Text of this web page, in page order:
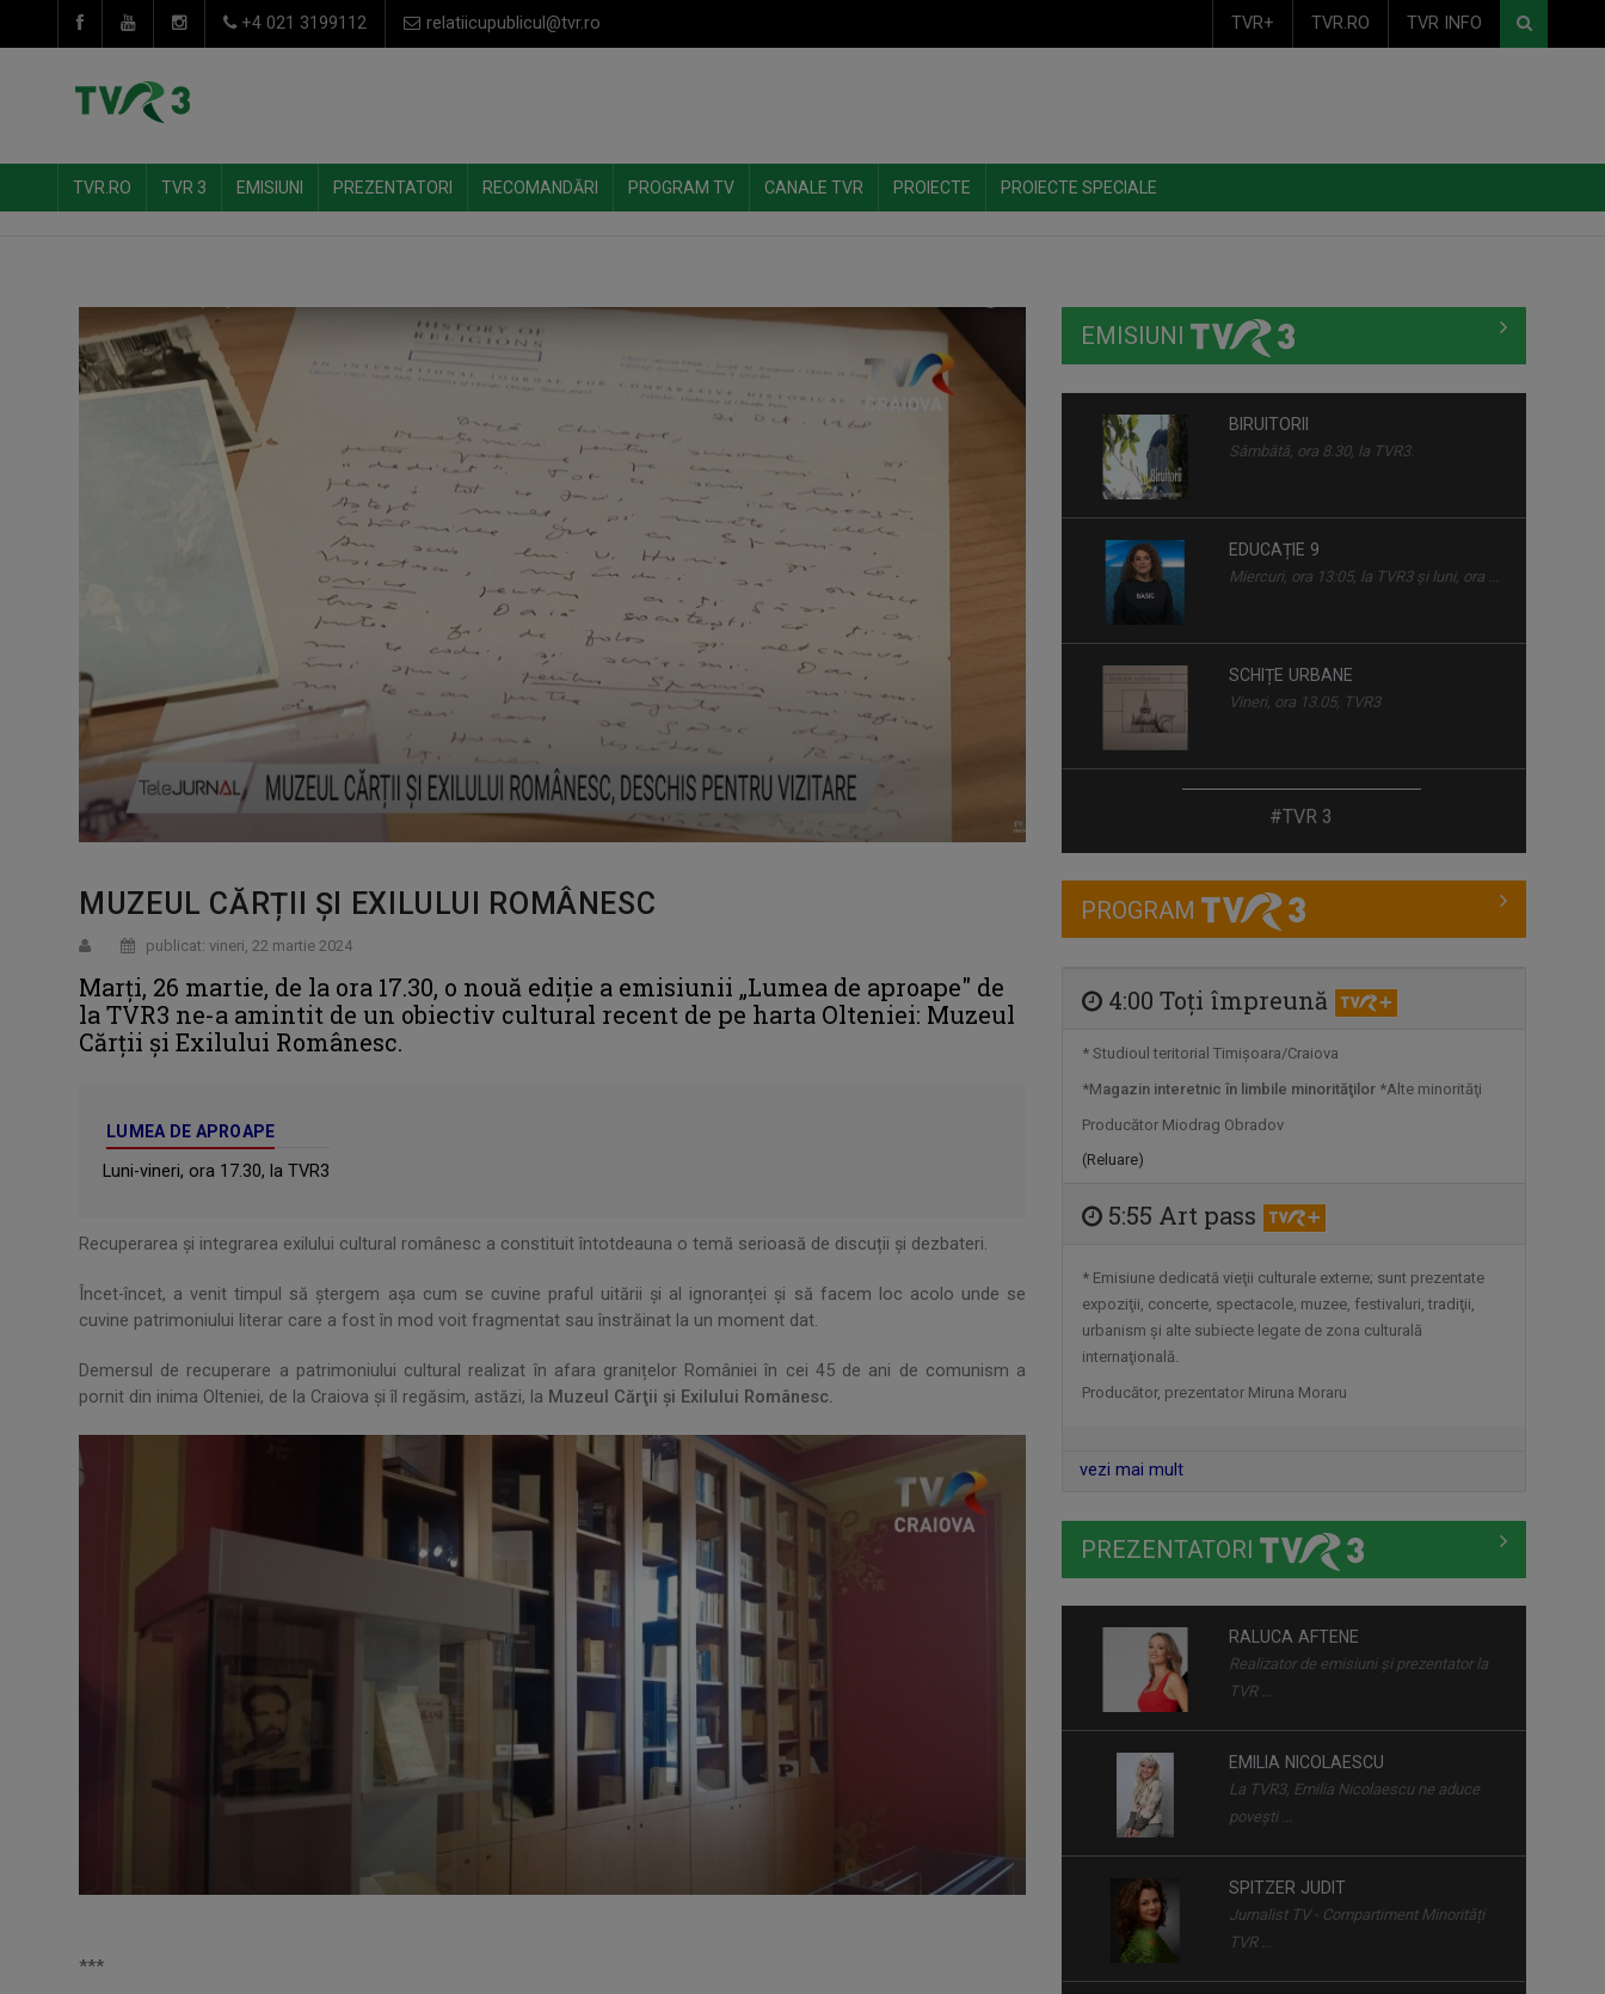
+4 021 3199112 relatiicupublicul@tvr.ro TVR+ TVR.RO TVR INFO
TVR.RO TVR 3 EMISIUNI PREZENTATORI RECOMANDĂRI PROGRAM TV CANALE TVR PROIECTE PROIECTE SPECIALE
MUZEUL CĂRȚII ȘI EXILULUI ROMÂNESC
publicat: vineri, 22 martie 2024
Marți, 26 martie, de la ora 17.30, o nouă ediție a emisiunii „Lumea de aproape" de
la TVR3 ne-a amintit de un obiectiv cultural recent de pe harta Olteniei: Muzeul
Cărții și Exilului Românesc.
LUMEA DE APROAPE
Luni-vineri, ora 17.30, la TVR3
Recuperarea și integrarea exilului cultural românesc a constituit întotdeauna o temă serioasă de discuții și dezbateri.
Încet-încet, a venit timpul să ștergem așa cum se cuvine praful uitării și al ignoranței și să facem loc acolo unde se
cuvine patrimoniului literar care a fost în mod voit fragmentat sau înstrăinat la un moment dat.
Demersul de recuperare a patrimoniului cultural realizat în afara granițelor României în cei 45 de ani de comunism a
pornit din inima Olteniei, de la Craiova și îl regăsim, astăzi, la Muzeul Cărţii şi Exilului Românesc.
***
EMISIUNI
BIRUITORII
Sâmbătă, ora 8.30, la TVR3.
EDUCAȚIE 9
Miercuri, ora 13:05, la TVR3 și luni, ora ...
SCHIȚE URBANE
Vineri, ora 13.05, TVR3
Sâmbătă, duminică, ora 7.00, la TVR3
CÂNTEC ȘI POVESTE
DIMINEȚI PERFECTE
Duminică, ora 11.30, bilunar
TRANSPARENȚE
Sâmbătă, ora 12.00
MONOCROM
Sâmbăta, ora 8.00, TVR3
Sâmbătă, ora ...
Vineri, ora 18:20, la TVR Tg. Mureș;
sâmbătă, ...
IDENTITATE BASARABIA
...
#TVR 3
PROGRAM
4:00 Toţi împreună
* Studioul teritorial Timişoara/Craiova
*Magazin interetnic în limbile minorităţilor*Alte minorităţi
Producător Miodrag Obradov
(Reluare)
5:55 Art pass
* Emisiune dedicată vieţii culturale externe; sunt prezentate
expoziţii, concerte, spectacole, muzee, festivaluri, tradiţii,
urbanism şi alte subiecte legate de zona culturală
internaţională.
Producător, prezentator Miruna Moraru
vezi mai mult
PREZENTATORI
RALUCA AFTENE
Realizator de emisiuni şi prezentator la
TVR ...
EMILIA NICOLAESCU
La TVR3, Emilia Nicolaescu ne aduce
poveşti ...
SPITZER JUDIT
Jurnalist TV - Compartiment Minorități
TVR ...